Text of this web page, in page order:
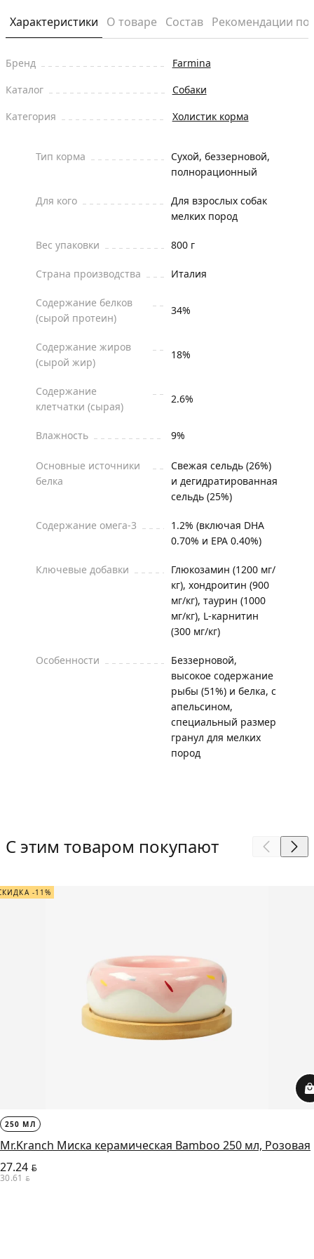
Характеристики О товаре Состав Рекомендации
Бренд
Farmina
Каталог
Собаки
Категория
Холистик корма
Тип корма
Сухой, беззерновой,
полнорационный
Для кого
Для взрослых собак
мелких пород
Вес упаковки 800 г
Страна производства Италия
Содержание белков
(сырой протеин)
34%
Содержание жиров
(сырой жир)
18%
Содержание
клетчатки (сырая)
2.6%
Влажность 9%
Основные источники
белка
Свежая сельдь (26%)
и дегидратированная
сельдь (25%)
Содержание омега-3
1.2% (включая DHA
0.70% и EPA 0.40%)
Ключевые добавки
Глюкозамин (1200 мг/
кг), хондроитин (900
мг/кг), таурин (1000
мг/кг), L-карнитин
(300 мг/кг)
Особенности
Беззерновой,
высокое содержание
рыбы (51%) и белка, с
апельсином,
специальный размер
гранул для мелких
пород
С этим товаром покупают
-11%
250 МЛ
Mr.Kranch Миска керамическая Bamboo 250 мл, Розовая
27.24 BYN
30.61 BYN